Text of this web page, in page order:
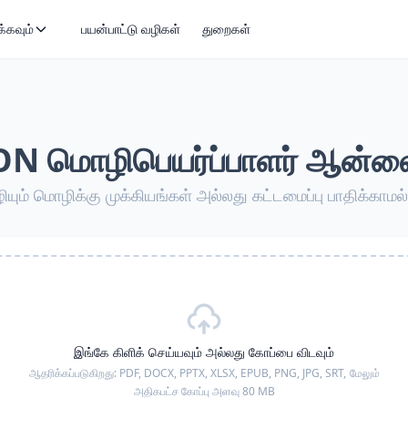
பயன்பாட்டு வழிகள் துறைகள்
மொழிபெயர்ப்பாளர்
மொழிக்கு முக்கியங்கள் அல்லது கட்டமைப்பு
இங்கே கிளிக் செய்யவும் அல்லது கோப்பை விடவும்
ஆதரிக்கப்படுகிறது: PDF, DOCX, PPTX, XLSX, EPUB, PNG, JPG, SRT, மேலும்
அதிகபட்ச கோப்பு அளவு 80 MB